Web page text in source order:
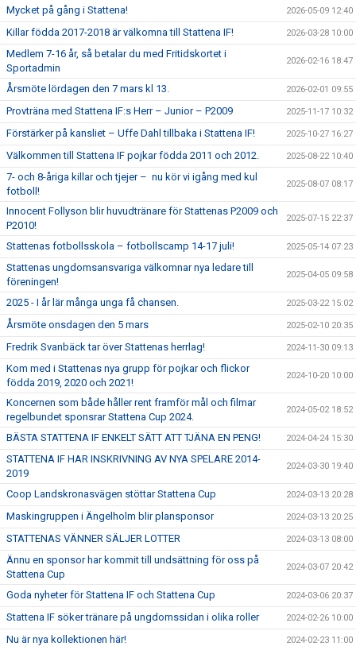
Mycket på gång i Stattena! 2026-05-09 12:40
Killar födda 2017-2018 är välkomna till Stattena IF! 2026-03-28 10:00
Medlem 7-16 år, så betalar du med Fritidskortet i
Sportadmin
2026-02-16 18:47
Årsmöte lördagen den 7 mars kl 13. 2026-02-01 09:55
Provträna med Stattena IF:s Herr – Junior – P2009 2025-11-17 10:32
Förstärker på kansliet – Uffe Dahl tillbaka i Stattena IF! 2025-10-27 16:27
Välkommen till Stattena IF pojkar födda 2011 och 2012. 2025-08-22 10:40
7- och 8-åriga killar och tjejer – nu kör vi igång med kul
fotboll!
2025-08-07 08:17
Innocent Follyson blir huvudtränare för Stattenas P2009 och
P2010!
2025-07-15 22:37
Stattenas fotbollsskola – fotbollscamp 14-17 juli! 2025-05-14 07:23
Stattenas ungdomsansvariga välkomnar nya ledare till
föreningen!
2025-04-05 09:58
2025 - I år lär många unga få chansen. 2025-03-22 15:02
Årsmöte onsdagen den 5 mars 2025-02-10 20:35
Fredrik Svanbäck tar över Stattenas herrlag! 2024-11-30 09:13
Kom med i Stattenas nya grupp för pojkar och flickor
födda 2019, 2020 och 2021!
2024-10-20 10:00
Koncernen som både håller rent framför mål och filmar
regelbundet sponsrar Stattena Cup 2024.
2024-05-02 18:52
BÄSTA STATTENA IF ENKELT SÄTT ATT TJÄNA EN PENG! 2024-04-24 15:30
STATTENA IF HAR INSKRIVNING AV NYA SPELARE 2014-
2019
2024-03-30 19:40
Coop Landskronasvägen stöttar Stattena Cup 2024-03-13 20:28
Maskingruppen i Ängelholm blir plansponsor 2024-03-13 20:25
STATTENAS VÄNNER SÄLJER LOTTER 2024-03-13 08:00
Ännu en sponsor har kommit till undsättning för oss på
Stattena Cup
2024-03-07 20:42
Goda nyheter för Stattena IF och Stattena Cup 2024-03-06 20:37
Stattena IF söker tränare på ungdomssidan i olika roller 2024-02-26 10:00
Nu är nya kollektionen här! 2024-02-23 11:00